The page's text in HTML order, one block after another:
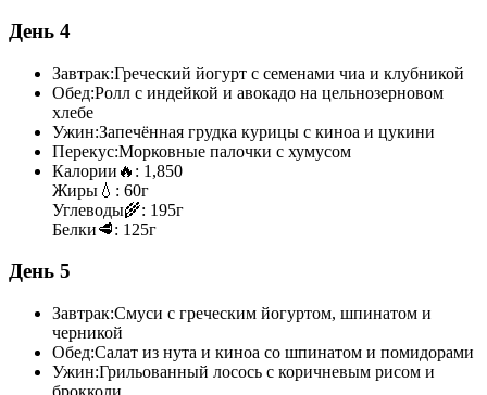
День 4
Завтрак:Греческий йогурт с семенами чиа и клубникой
Обед:Ролл с индейкой и авокадо на цельнозерновом
хлебе
Ужин:Запечённая грудка курицы с киноа и цукини
Перекус:Морковные палочки с хумусом
Калории 🔥: 1,850
Жиры 💧: 60г
Углеводы🌾: 195г
Белки🥩: 125г
День 5
Завтрак:Смуси с греческим йогуртом, шпинатом и
черникой
Обед:Салат из нута и киноа со шпинатом и помидорами
Ужин:Грильованный лосось с коричневым рисом и